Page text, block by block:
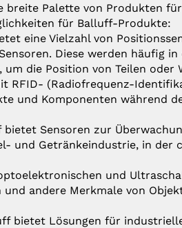
Palette von Produkten
für Balluff-Produkte:
eine Vielzahl von
Diese werden häufig
die Position von Teilen oder
RFID- (Radiofrequenz-
und Komponenten während
Sensoren zur
und Getränkeindustrie, in der
und
andere Merkmale von
bietet Lösungen für